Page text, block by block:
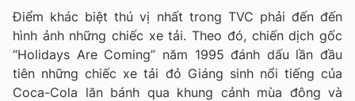
Điểm khác biệt thú vị nhất trong TVC phải đến đến
hình ảnh những chiếc xe tải. Theo đó, chiến dịch gốc
“Holidays Are Coming” năm 1995 đánh dấu lần đầu
tiên những chiếc xe tải đỏ Giáng sinh nổi tiếng của
Coca-Cola lăn bánh qua khung cảnh mùa đông và